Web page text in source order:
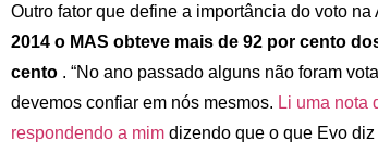
Outro fator que define a importância do voto na
2014 o MAS obteve mais de 92 por cento
cento . “No ano passado alguns não foram
devemos confiar em nós mesmos. Li uma nota
respondendo a mim dizendo que o que Evo